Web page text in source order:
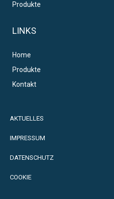
Produkte
LINKS
Home
Produkte
Kontakt
AKTUELLES
IMPRESSUM
DATENSCHUTZ
COOKIE